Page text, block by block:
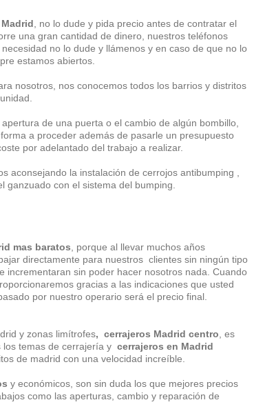
, no lo dude y pida precio antes de contratar el
una gran cantidad de dinero, nuestros teléfonos
no lo dude y llámenos y en caso de que no lo
estamos abiertos.
nosotros, nos conocemos todos los barrios y distritos
de una puerta o el cambio de algún bombillo,
a proceder además de pasarle un presupuesto
por adelantado del trabajo a realizar.
aconsejando la instalación de cerrojos antibumping ,
ganzuado con el sistema del bumping.
mas baratos , porque al llevar muchos años
directamente para nuestros clientes sin ningún tipo
incrementaran sin poder hacer nosotros nada. Cuando
gracias a las indicaciones que usted
por nuestro operario será el precio final.
y zonas limítrofes, cerrajeros Madrid centro , es
los temas de cerrajería ycerrajeros en Madrid
de madrid con una velocidad increíble.
y económicos, son sin duda los que mejores precios
como las aperturas, cambio y reparación de